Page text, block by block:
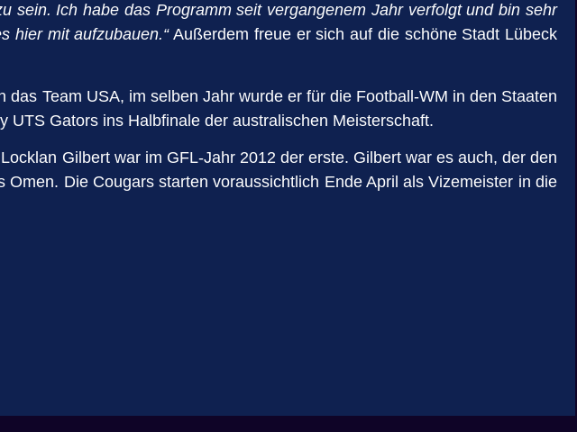
sein. Ich habe das Programm seit vergangenem Jahr verfolgt und bin sehr
hier mit aufzubauen.“Außerdem freue er sich auf die schöne Stadt Lübeck
Team USA, im selben Jahr wurde er für die Football-WM in den Staaten
Gators ins Halbfinale der australischen Meisterschaft.
Gilbert war im GFL-Jahr 2012 der erste. Gilbert war es auch, der den
Die Cougars starten voraussichtlich Ende April als Vizemeister in die